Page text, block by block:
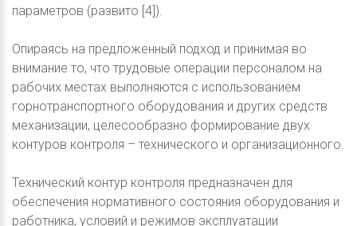
параметров (развито [4]).
Опираясь на предложенный подход и принимая во
внимание то, что трудовые операции персоналом на
рабочих местах выполняются с использованием
горнотранспортного оборудования и других средств
механизации, целесообразно формирование двух
контуров контроля – технического и организационного.
Технический контур контроля предназначен для
обеспечения нормативного состояния оборудования и
работника, условий и режимов эксплуатации